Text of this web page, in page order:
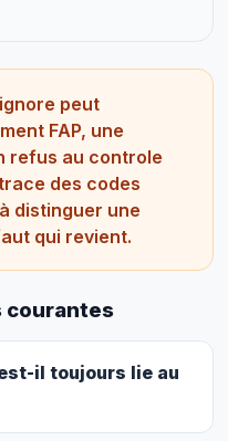
peut
FAP, une
refus au controle
des codes
distinguer une
qui revient.
courantes
il toujours lie au